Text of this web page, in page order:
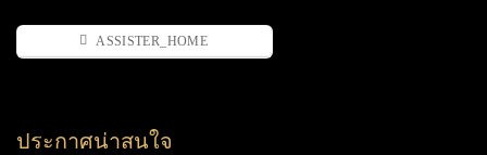
ASSISTER_HOME
ประกาศน่าสนใจ